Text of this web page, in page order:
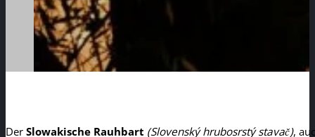
Der Slowakische Rauhbart (Slovenský hrubosrstý stavač),